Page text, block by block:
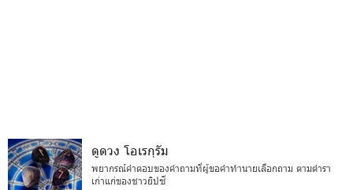
ดูดวง โอเรกุรัม
พยากรณ์คำตอบของคำถามที่ผู้ขอคำทำนายเลือกถาม ตามตำรา
เก่าแก่ของชาวยิปซี